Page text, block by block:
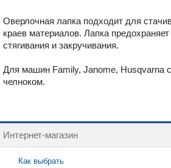
Оверлочная лапка подходит для
краев материалов. Лапка предохраняет
стягивания и закручивания.
Для машин Family, Janome, Husqvarna
челноком.
Интернет-магазин
Как выбрать